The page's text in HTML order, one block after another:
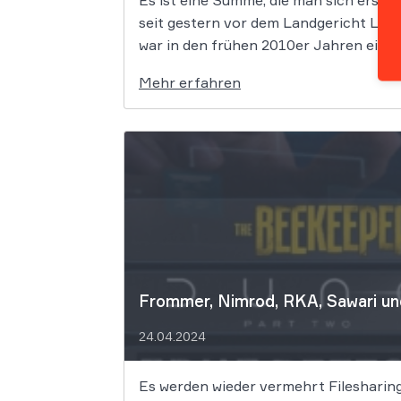
seit gestern vor dem Landgericht
war in den frühen 2010er Jahren eine
Mehr erfahren
Frommer, Nimrod, RKA, Sawari
24.04.2024
Es werden wieder vermehrt